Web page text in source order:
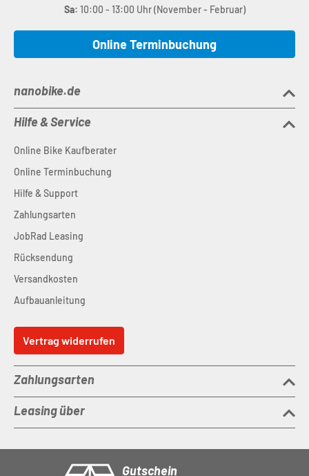
Sa: 10:00 - 13:00 Uhr (November - Februar)
Online Terminbuchung
nanobike.de
Hilfe & Service
Online Bike Kaufberater
Online Terminbuchung
Hilfe & Support
Zahlungsarten
JobRad Leasing
Rücksendung
Versandkosten
Aufbauanleitung
Vertrag widerrufen
Zahlungsarten
Leasing über
Gutschein